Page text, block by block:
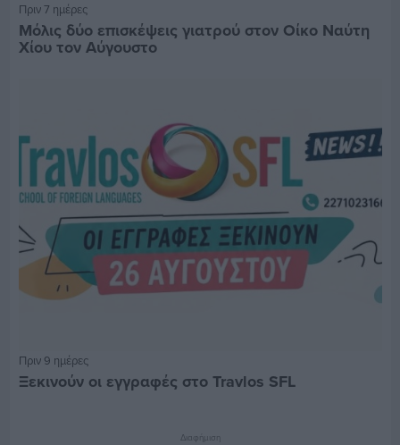
Πριν 7 ημέρες
Μόλις δύο επισκέψεις γιατρού στον Οίκο Ναύτη
Χίου τον Αύγουστο
Πριν 9 ημέρες
Ξεκινούν οι εγγραφές στο Travlos SFL
Διαφήμιση